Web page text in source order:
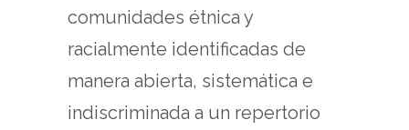
comunidades étnica y
racialmente identificadas de
manera abierta, sistemática e
indiscriminada a un repertorio